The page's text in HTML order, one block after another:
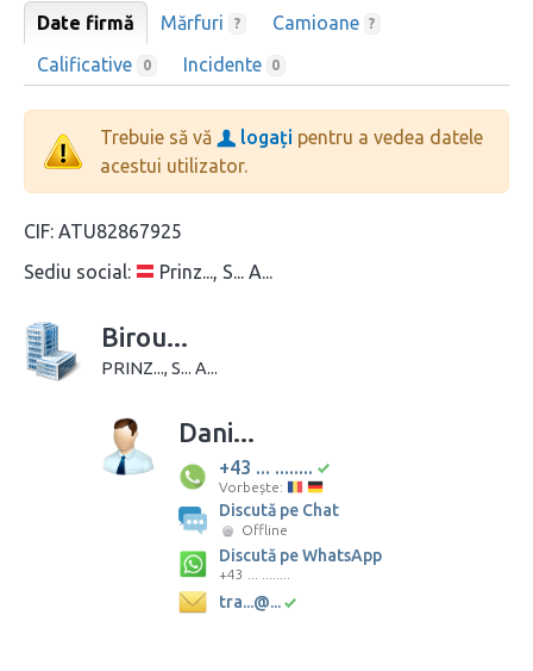
Date firmă Mărfuri ? Camioane ?
Calificative 0 Incidente 0
Trebuie să vă logați pentru a vedea datele
acestui utilizator.
CIF: ATU82867925
Sediu social:
Prinz..., S... A...
Birou...
PRINZ..., S... A...
Dani...
+43 ... ........
Vorbește:
Discută pe Chat
Offline
Discută pe WhatsApp
+43 ... ........
tra...@...